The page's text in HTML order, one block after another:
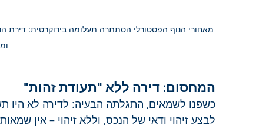
מאחורי הנוף הפסטורלי הסתתרה תעלומה בירוקרטית: דירת
המחסום: דירה ללא "תעודת זהות"
כשפנו לשמאים, התגלתה הבעיה: לדירה לא היו
לבצע זיהוי ודאי של הנכס, וללא זיהוי – אין